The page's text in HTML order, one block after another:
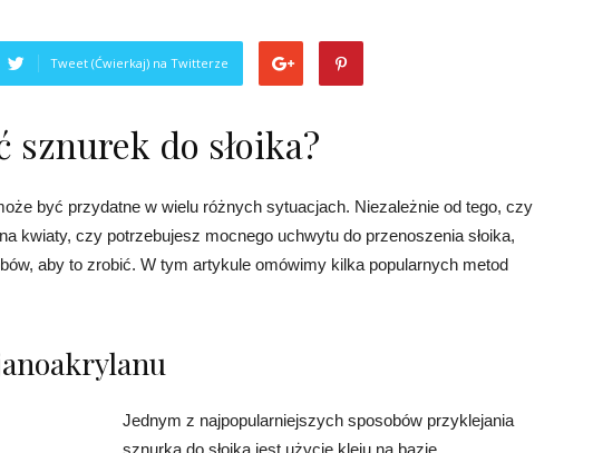
Tweet (Ćwierkaj) na Twitterze
do słoika?
być przydatne w wielu różnych sytuacjach. Niezależnie od tego, czy
kwiaty, czy potrzebujesz mocnego uchwytu do przenoszenia słoika,
aby to zrobić. W tym artykule omówimy kilka popularnych metod
Jednym z najpopularniejszych sposobów przyklejania
sznurka do słoika jest użycie kleju na bazie